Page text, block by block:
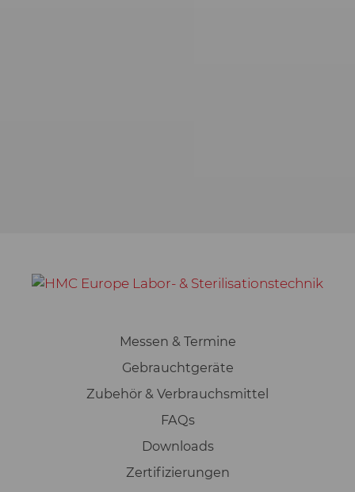
Messen & Termine
Gebrauchtgeräte
Zubehör & Verbrauchsmittel
FAQs
Downloads
Zertifizierungen